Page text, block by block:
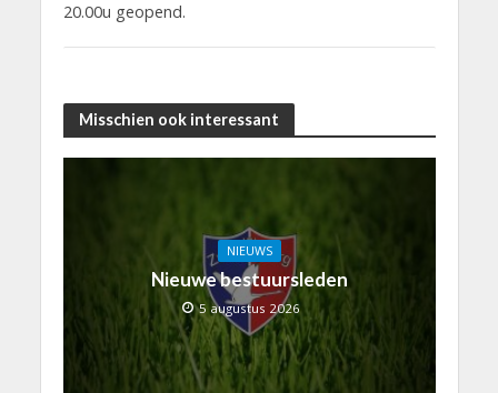
20.00u geopend.
Misschien ook interessant
NIEUWS
Nieuwe bestuursleden
5 augustus 2026